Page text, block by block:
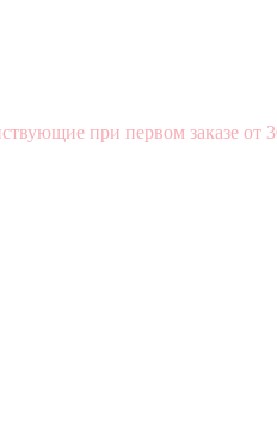
при первом заказе от